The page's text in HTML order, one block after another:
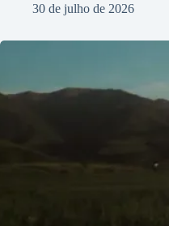
30 de julho de 2026